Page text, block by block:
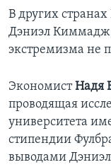
В других
Дэниэл Киммадж,
экстремизма не
ЭкономистНадя
проводящая
университета
стипендии
выводами